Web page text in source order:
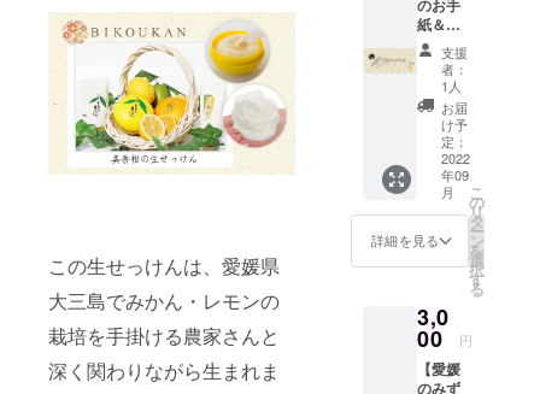
この生せっけんは、愛媛県
大三島でみかん・レモンの
栽培を手掛ける農家さんと
深く関わりながら生まれま
紙＆オ
リジナ
ルパッ
ケージ
投票権
ターン
品はい
らない
けれ
ど、応
援して
くださ
る方の
プラ
ン。感
謝の気
持ちを
支援
者：
1人
お届
け予
定：
2022
年09
月
詳細を見る
こ
の
リ
タ
ー
ン
を
選
択
す
る
3,0
00 円
【愛媛
のみず